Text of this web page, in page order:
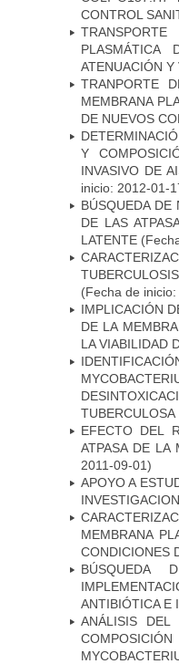
CONTROL
PLASMÁTICA
ATENUACIÓN Y
TRANPORTE
MEMBRANA
DE NUEVOS
Y
INVASIVO DE
inicio: 2012-01-
BÚSQUEDA DE
DE LAS
LATENTE
(Fecha de
IMPLICACIÓN
DE LA
LA VIABILIDAD
TUBERCULOSA
EFECTO DEL
ATPASA DE LA
2011-09-01)
APOYO A
MEMBRANA
CONDICIONES
BÚSQUEDA
ANTIBIÓTICA E
ANÁLISIS DEL